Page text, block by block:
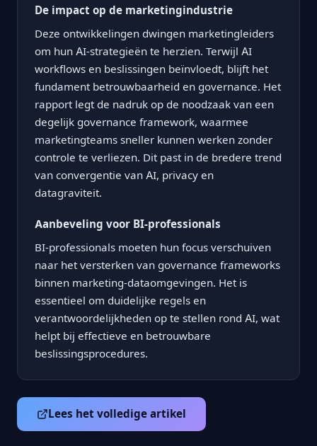
De impact op de marketingindustrie
Deze ontwikkelingen dwingen marketingleiders
om hun AI-strategieën te herzien. Terwijl AI
workflows en beslissingen beïnvloedt, blijft het
fundament betrouwbaarheid en governance. Het
rapport legt de nadruk op de noodzaak van een
degelijk governance framework, waarmee
marketingteams sneller kunnen werken zonder
controle te verliezen. Dit past in de bredere trend
van convergentie van AI, privacy en
datagraviteit.
Aanbeveling voor BI-professionals
BI-professionals moeten hun focus verschuiven
naar het versterken van governance frameworks
binnen marketing-dataomgevingen. Het is
essentieel om duidelijke regels en
verantwoordelijkheden op te stellen rond AI, wat
helpt bij effectieve en betrouwbare
beslissingsprocedures.
Lees het volledige artikel